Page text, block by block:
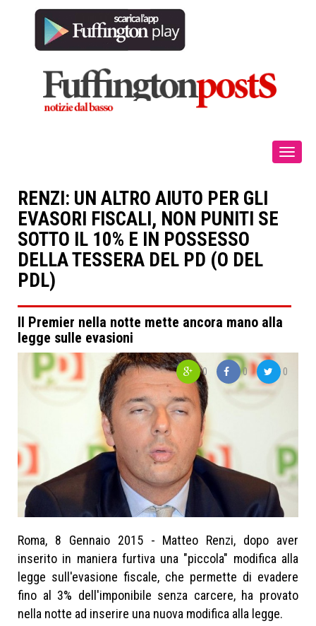
Toggle
RENZI: UN ALTRO AIUTO PER GLI
EVASORI FISCALI, NON PUNITI SE
SOTTO IL 10% E IN POSSESSO
DELLA TESSERA DEL PD (O DEL
PDL)
Il Premier nella notte mette ancora mano alla
legge sulle evasioni
0 0 0
News
Evasione fiscale
Roma, 8 Gennaio 2015 - Matteo Renzi, dopo aver
inserito in maniera furtiva una "piccola" modifica alla
legge sull'evasione fiscale, che permette di evadere
fino al 3% dell'imponibile senza carcere, ha provato
nella notte ad inserire una nuova modifica alla legge.